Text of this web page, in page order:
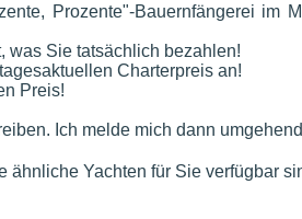
Prozente"-Bauernfängerei im
was Sie tatsächlich bezahlen!
Charterpreis an!
Preis!
Ich melde mich dann
ähnliche Yachten für Sie verfügbar